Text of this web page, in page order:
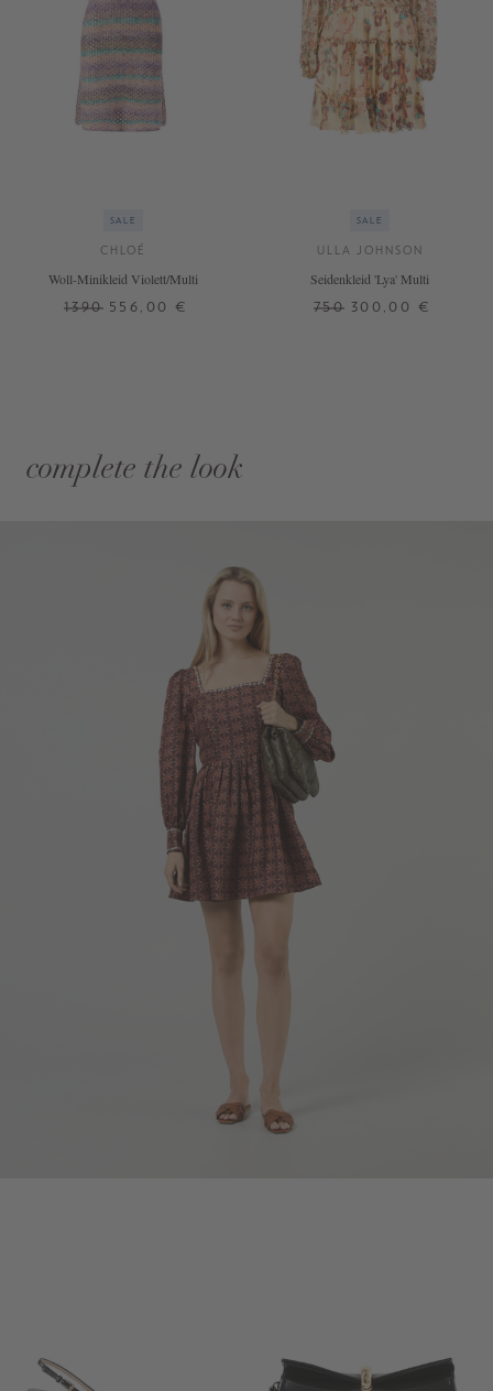
SALE
CHLOÉ
Woll-Minikleid Violett/Multi
1390 556,00 €
SALE
ULLA JOHNSON
Seidenkleid 'Lya' Multi
750 300,00 €
complete the look